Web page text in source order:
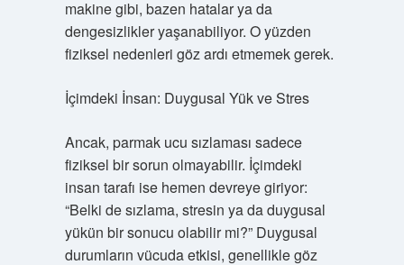
makine gibi, bazen hatalar ya da
dengesizlikler yaşanabiliyor. O yüzden
fiziksel nedenleri göz ardı etmemek gerek.
İçimdeki İnsan: Duygusal Yük ve Stres
Ancak, parmak ucu sızlaması sadece
fiziksel bir sorun olmayabilir. İçimdeki
insan tarafı ise hemen devreye giriyor:
“Belki de sızlama, stresin ya da duygusal
yükün bir sonucu olabilir mi?” Duygusal
durumların vücuda etkisi, genellikle göz